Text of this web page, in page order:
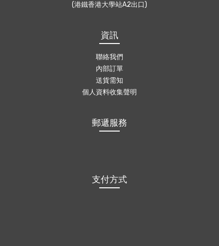
(港鐵香港大學站A2出口)
資訊
聯絡我們
內部訂單
送貨需知
個人資料收集聲明
郵遞服務
支付方式